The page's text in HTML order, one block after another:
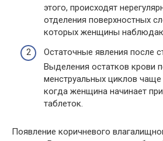
этого, происходят
отделения поверхностных
которых женщины
Остаточные явления после
Выделения остатков крови
менструальных циклов
когда женщина начинает
таблеток.
Появление коричневого